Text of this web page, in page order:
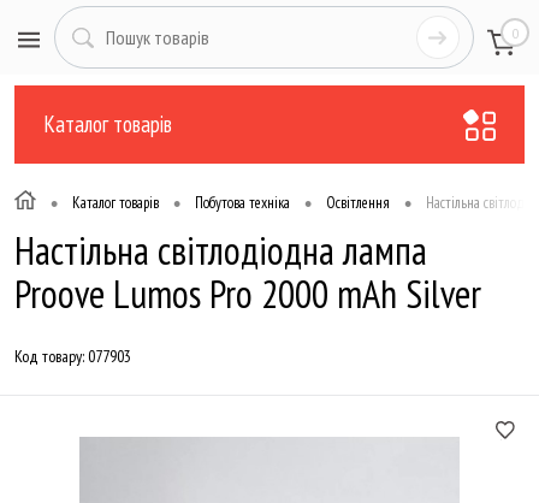
0
Каталог товарів
• Каталог товарів • Побутова техніка • Освітлення • Настільна
Настільна світлодіодна лампа
Proove Lumos Pro 2000 mAh Silver
Код товару:077903